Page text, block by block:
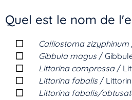
Quel est le nom de
Calliostoma zizyphinum
Gibbula magus/
Littorina compressa/
Littorina fabalis/
Littorina fabalis/